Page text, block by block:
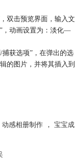
双击预览界面，输入文
，动画设置为：淡化—
获选项”，在弹出的选
的图片，并将其插入到
个关键帧，参数同末尾
动感相册制作 ，
宝宝成